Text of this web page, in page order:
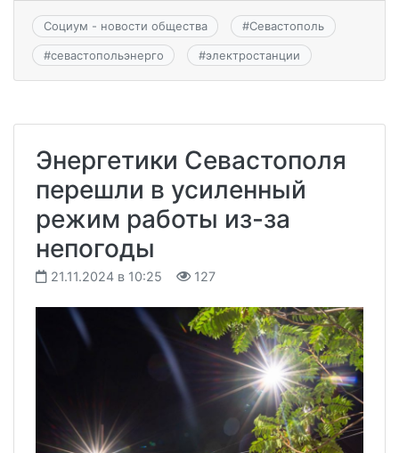
Социум - новости общества #Севастополь
#севастопольэнерго #электростанции
Энергетики Севастополя
перешли в усиленный
режим работы из-за
непогоды
21.11.2024 в 10:25 127